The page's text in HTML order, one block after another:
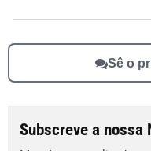
Sê o
Subscreve a nossa